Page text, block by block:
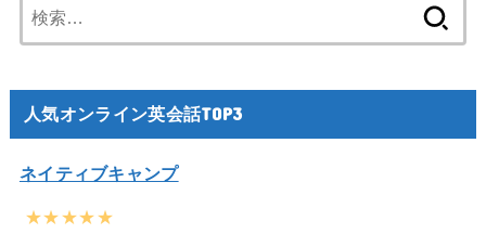
索:
人気オンライン英会話TOP3
ネイティブキャンプ
★★★★★